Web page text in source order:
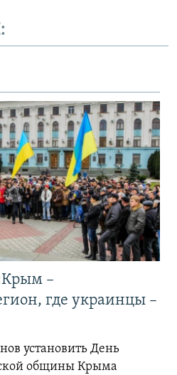
–
где украинцы –
установить День
общины Крыма